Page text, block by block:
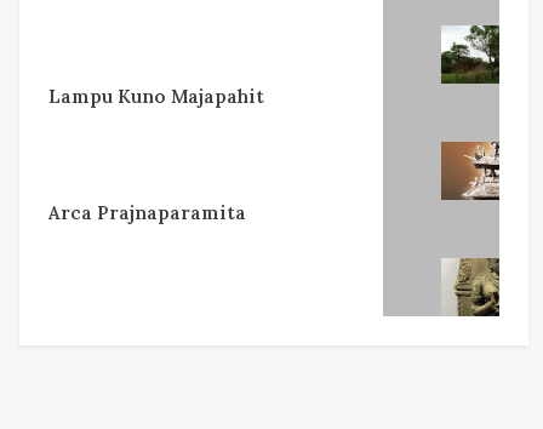
Lampu Kuno Majapahit
Arca Prajnaparamita